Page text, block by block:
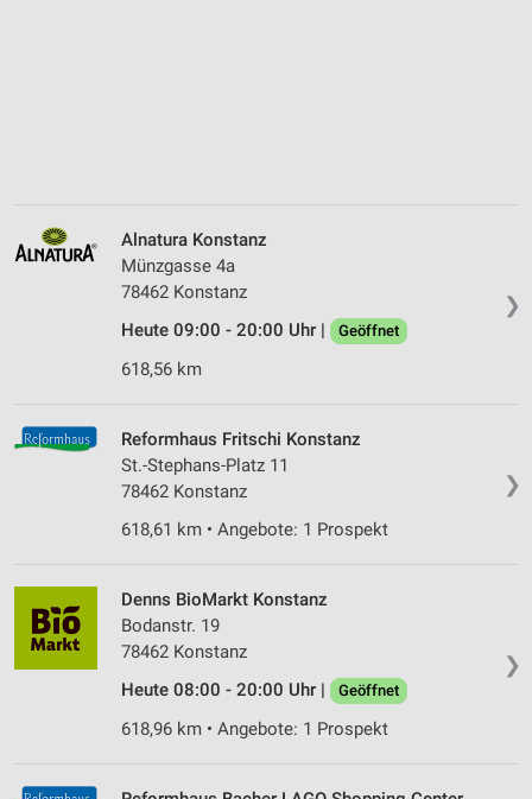
❯
Alnatura Konstanz
Münzgasse 4a
78462 Konstanz
Heute 09:00 - 20:00 Uhr |
Geöffnet
618,56 km
❯
Reformhaus Fritschi Konstanz
St.-Stephans-Platz 11
78462 Konstanz
618,61 km • Angebote: 1 Prospekt
❯
Denns BioMarkt Konstanz
Bodanstr. 19
78462 Konstanz
Heute 08:00 - 20:00 Uhr |
Geöffnet
618,96 km • Angebote: 1 Prospekt